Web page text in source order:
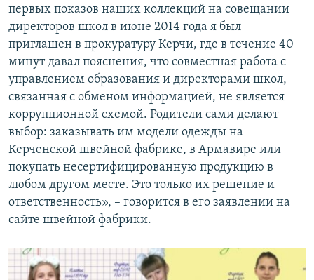
первых показов наших коллекций на совещании
директоров школ в июне 2014 года я был
приглашен в прокуратуру Керчи, где в течение 40
минут давал пояснения, что совместная работа с
управлением образования и директорами школ,
связанная с обменом информацией, не является
коррупционной схемой. Родители сами делают
выбор: заказывать им модели одежды на
Керченской швейной фабрике, в Армавире или
покупать несертифицированную продукцию в
любом другом месте. Это только их решение и
ответственность», – говорится в его заявлении на
сайте швейной фабрики.